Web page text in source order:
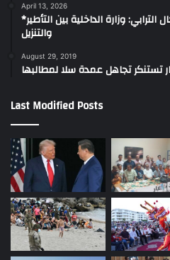
April 13, 2026
*الرؤية الملكية في هندسة المجال الترابي: وزارة الداخلية بين التأطير
والتنزيل
August 29, 2019
تستنكر تجاهل عمدة سلا لمطالبها
Last Modified Posts